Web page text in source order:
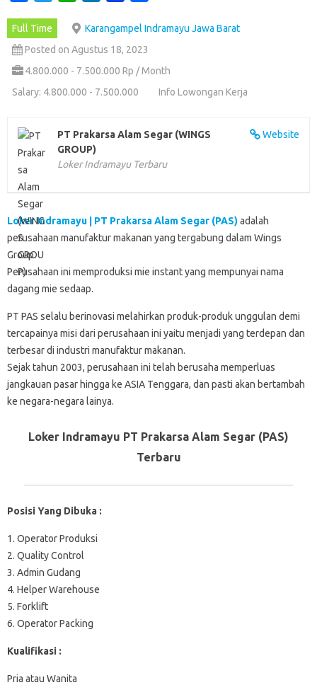
c
e
b
t
t
a
t
s
n
k
e
n
b
o
a
e
Full Time
Karangampel Indramayu Jawa Barat
Posted on Agustus 18, 2023
4.800.000 - 7.500.000 Rp / Month
Salary: 4.800.000 - 7.500.000
Info Lowongan Kerja
Website
PT Prakarsa Alam Segar (WINGS
GROUP)
Loker Indramayu Terbaru
Loker Indramayu | PT Prakarsa Alam Segar (PAS)adalah
perusahaan manufaktur makanan yang tergabung dalam Wings
Group.
Perusahaan ini memproduksi mie instant yang mempunyai nama
dagang mie sedaap.
PT PAS selalu berinovasi melahirkan produk-produk unggulan demi
tercapainya misi dari perusahaan ini yaitu menjadi yang terdepan dan
terbesar di industri manufaktur makanan.
Sejak tahun 2003, perusahaan ini telah berusaha memperluas
jangkauan pasar hingga ke ASIA Tenggara, dan pasti akan bertambah
ke negara-negara lainya.
Loker Indramayu PT Prakarsa Alam Segar (PAS)
Terbaru
Posisi Yang Dibuka :
1. Operator Produksi
2. Quality Control
3. Admin Gudang
4. Helper Warehouse
5. Forklift
6. Operator Packing
Kualifikasi :
Pria atau Wanita